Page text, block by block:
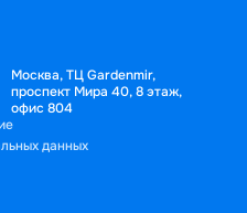
Москва, ТЦ Gardenmir,
проспект Мира 40, 8 этаж,
офис 804
данных